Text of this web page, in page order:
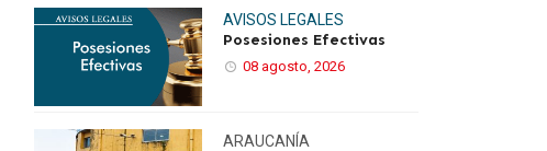
AVISOS LEGALES
Posesiones Efectivas
08 agosto, 2026
ARAUCANÍA